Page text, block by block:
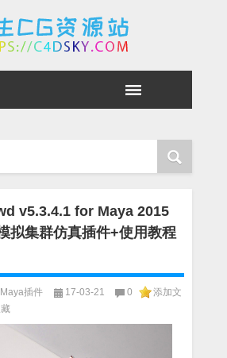
v5.3.4.1 for Maya 2015
拟集群仿真插件+使用教程
Maya插件 17-03-21 0
添加文